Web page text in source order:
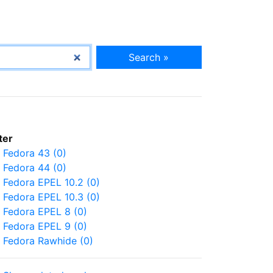
Search »
Fedora 43 (0)
Fedora 44 (0)
Fedora EPEL 10.2 (0)
Fedora EPEL 10.3 (0)
Fedora EPEL 8 (0)
Fedora EPEL 9 (0)
Fedora Rawhide (0)